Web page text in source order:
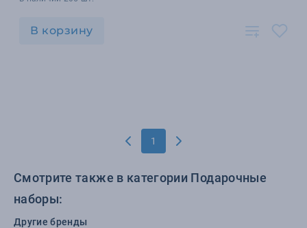
В корзину
1
Смотрите также в категории Подарочные
наборы:
Другие бренды